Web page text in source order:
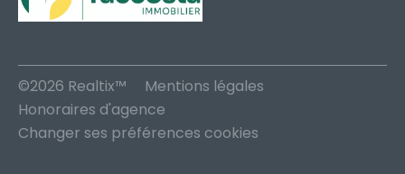
©2026 Realtix™
Mentions légales
Honoraires d'agence
Changer ses préférences cookies